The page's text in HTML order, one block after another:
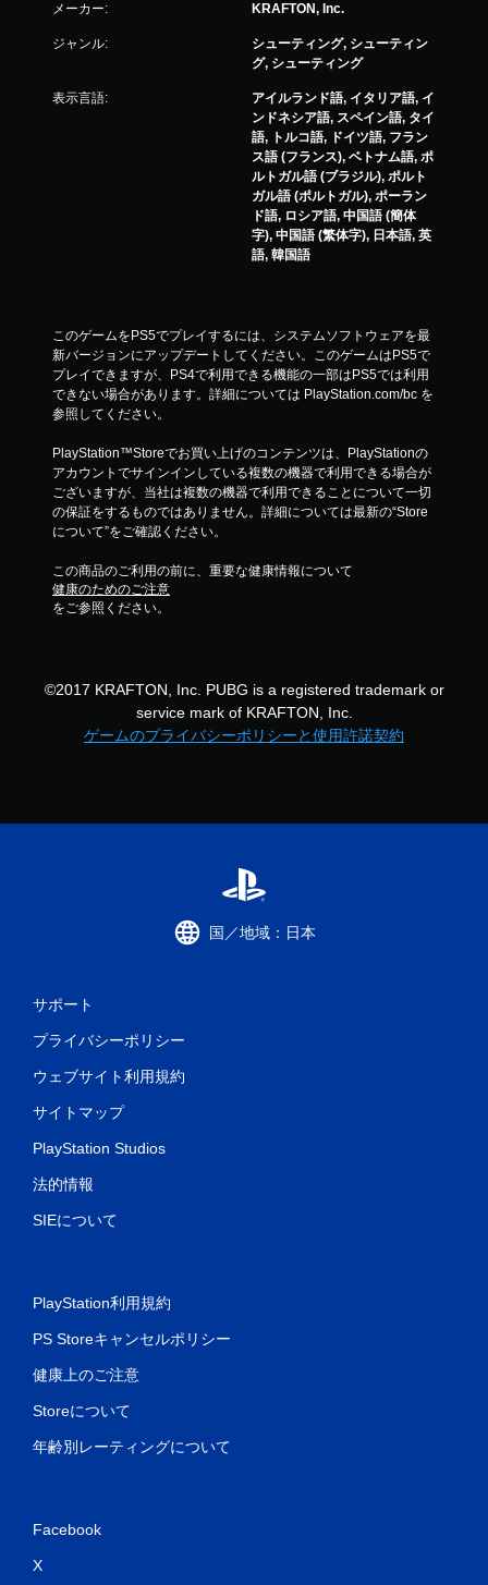
メーカー: KRAFTON, Inc.
ジャンル:
シューティング, シューティン
グ, シューティング
表示言語:
アイルランド語, イタリア語, イ
ンドネシア語, スペイン語, タイ
語, トルコ語, ドイツ語, フラン
ス語 (フランス), ベトナム語, ポ
ルトガル語 (ブラジル), ポルト
ガル語 (ポルトガル), ポーラン
ド語, ロシア語, 中国語 (簡体
字), 中国語 (繁体字), 日本語, 英
語, 韓国語
このゲームをPS5でプレイするには、システムソフトウェアを最
新バージョンにアップデートしてください。このゲームはPS5で
プレイできますが、PS4で利用できる機能の一部はPS5では利用
できない場合があります。詳細については PlayStation.com/bc を
参照してください。
PlayStation™Storeでお買い上げのコンテンツは、PlayStationの
アカウントでサインインしている複数の機器で利用できる場合が
ございますが、当社は複数の機器で利用できることについて一切
の保証をするものではありません。詳細については最新の“Store
について”をご確認ください。
この商品のご利用の前に、重要な健康情報について
健康のためのご注意
をご参照ください。
©2017 KRAFTON, Inc. PUBG is a registered trademark or
service mark of KRAFTON, Inc.
ゲームのプライバシーポリシーと使用許諾契約
国／地域：日本
サポート
プライバシーポリシー
ウェブサイト利用規約
サイトマップ
PlayStation Studios
法的情報
SIEについて
PlayStation利用規約
PS Storeキャンセルポリシー
健康上のご注意
Storeについて
年齢別レーティングについて
Facebook
X